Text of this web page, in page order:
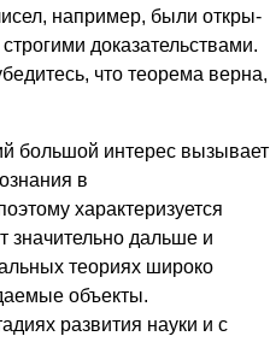
например, были откры­
доказательствами.
что теорема верна,
большой интерес вызывает
в
характеризуется
зна­чительно дальше и
теориях широко
объекты.
развития науки и с